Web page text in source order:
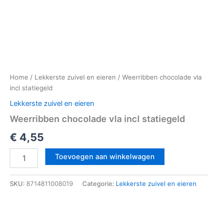
Home / Lekkerste zuivel en eieren / Weerribben chocolade vla
incl statiegeld
Lekkerste zuivel en eieren
Weerribben chocolade vla incl statiegeld
€ 4,55
Toevoegen aan winkelwagen
SKU: 8714811008019 Categorie: Lekkerste zuivel en eieren